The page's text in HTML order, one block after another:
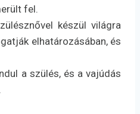
fel.
készül világra
elhatározásában, és
a szülés, és a vajúdás